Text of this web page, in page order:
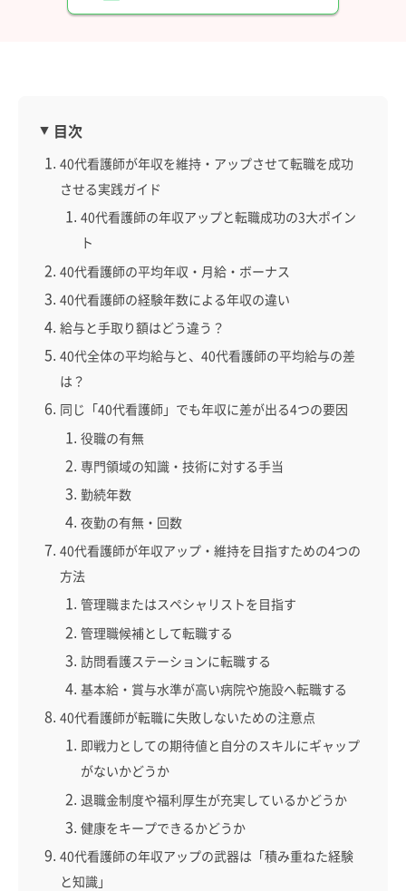
目次
40代看護師が年収を維持・アップさせて転職を成功
させる実践ガイド
40代看護師の年収アップと転職成功の3大ポイン
ト
40代看護師の平均年収・月給・ボーナス
40代看護師の経験年数による年収の違い
給与と手取り額はどう違う？
40代全体の平均給与と、40代看護師の平均給与の差
は？
同じ「40代看護師」でも年収に差が出る4つの要因
役職の有無
専門領域の知識・技術に対する手当
勤続年数
夜勤の有無・回数
40代看護師が年収アップ・維持を目指すための4つの
方法
管理職またはスペシャリストを目指す
管理職候補として転職する
訪問看護ステーションに転職する
基本給・賞与水準が高い病院や施設へ転職する
40代看護師が転職に失敗しないための注意点
即戦力としての期待値と自分のスキルにギャップ
がないかどうか
退職金制度や福利厚生が充実しているかどうか
健康をキープできるかどうか
40代看護師の年収アップの武器は「積み重ねた経験
と知識」